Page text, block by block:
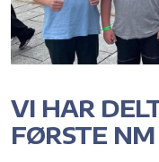
VI HAR
FØRSTE